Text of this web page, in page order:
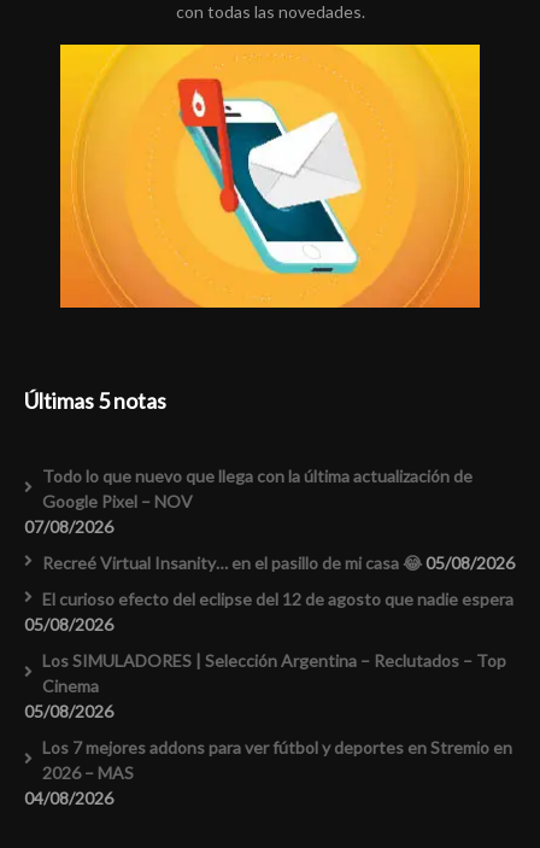
con todas las novedades.
Últimas 5 notas
Todo lo que nuevo que llega con la última actualización de
Google Pixel – NOV
07/08/2026
Recreé Virtual Insanity… en el pasillo de mi casa 😂05/08/2026
El curioso efecto del eclipse del 12 de agosto que nadie espera
05/08/2026
Los SIMULADORES | Selección Argentina – Reclutados – Top
Cinema
05/08/2026
Los 7 mejores addons para ver fútbol y deportes en Stremio en
2026 – MAS
04/08/2026